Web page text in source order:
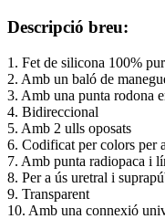
Descripció breu:
1. Fet de silicona 100%
2. Amb un baló de
3. Amb una punta rodona
4. Bidireccional
5. Amb 2 ulls oposats
6. Codificat per colors per
7. Amb punta radiopaca i
8. Per a ús uretral i
9. Transparent
10. Amb una connexió